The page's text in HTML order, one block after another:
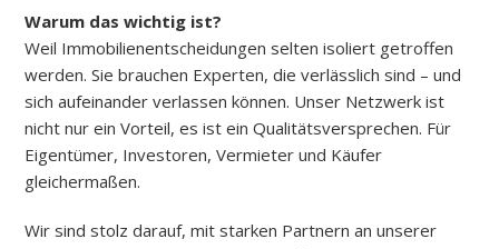
Warum das wichtig ist?
Weil Immobilienentscheidungen selten isoliert getroffen
werden. Sie brauchen Experten, die verlässlich sind – und
sich aufeinander verlassen können. Unser Netzwerk ist
nicht nur ein Vorteil, es ist ein Qualitätsversprechen. Für
Eigentümer, Investoren, Vermieter und Käufer
gleichermaßen.
Wir sind stolz darauf, mit starken Partnern an unserer